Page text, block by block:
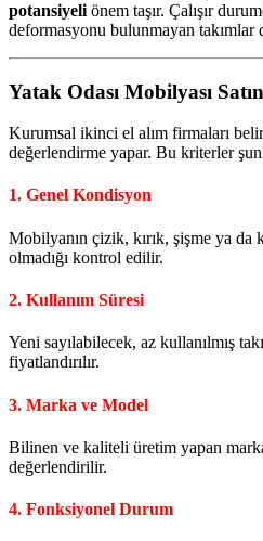
potansiyeli önem taşır. Çalışır
deformasyonu bulunmayan takımlar
Yatak Odası Mobilyası
Kurumsal ikinci el alım firmaları
değerlendirme yapar. Bu kriterler
1. Genel Kondisyon
Mobilyanın çizik, kırık, şişme ya da
olmadığı kontrol edilir.
2. Kullanım Süresi
Yeni sayılabilecek, az kullanılmış
fiyatlandırılır.
3. Marka ve Model
Bilinen ve kaliteli üretim yapan
değerlendirilir.
4. Fonksiyonel Durum